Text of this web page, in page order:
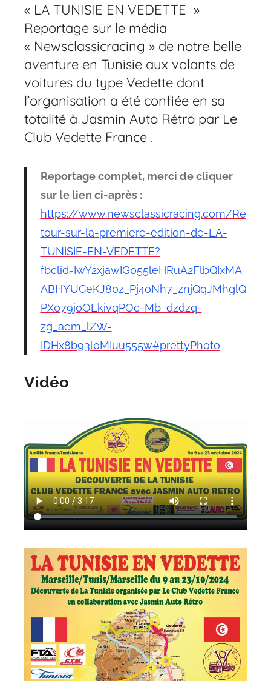
« LA TUNISIE EN VEDETTE »
Reportage sur le média
« Newsclassicracing » de notre belle
aventure en Tunisie aux volants de
voitures du type Vedette dont
l’organisation a été confiée en sa
totalité à Jasmin Auto Rétro par Le
Club Vedette France .
Reportage complet, merci de cliquer
sur le lien ci-après :
https://www.newsclassicracing.com/Re
tour-sur-la-premiere-edition-de-LA-
TUNISIE-EN-VEDETTE?
fbclid=IwY2xjawIG055leHRuA2FlbQIxMA
ABHYUCeKJ80z_Pj4oNh7_znjQqJMhglQ
PX079j0OLkivqPOc-Mb_dzdzq-
zg_aem_lZW-
IDHx8b93l0MIuu555w#prettyPhoto
Vidéo